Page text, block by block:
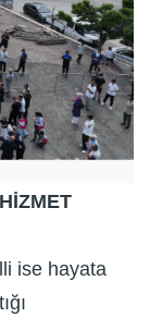
ise hayata